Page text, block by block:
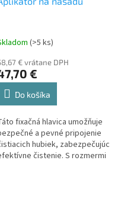
(>5 ks)
€ vrátane DPH
€
Do košíka
fixačná hlavica umožňuje
a pevné pripojenie
hubiek, zabezpečujúc
čistenie. S rozmermi